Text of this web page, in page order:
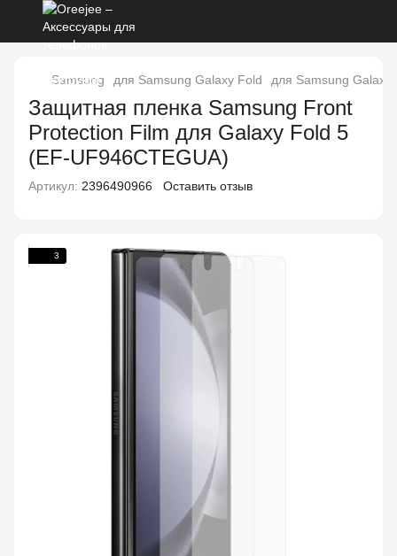
Samsung для Samsung Galaxy Fold для Samsung Galaxy
Защитная пленка Samsung Front
Protection Film для Galaxy Fold 5
(EF-UF946CTEGUA)
Артикул: 2396490966 Оставить отзыв
3